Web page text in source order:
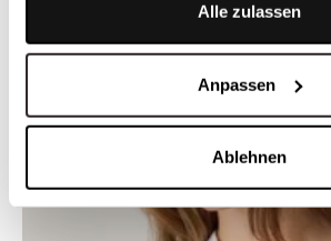
Alle zulassen
Anpassen
Ablehnen